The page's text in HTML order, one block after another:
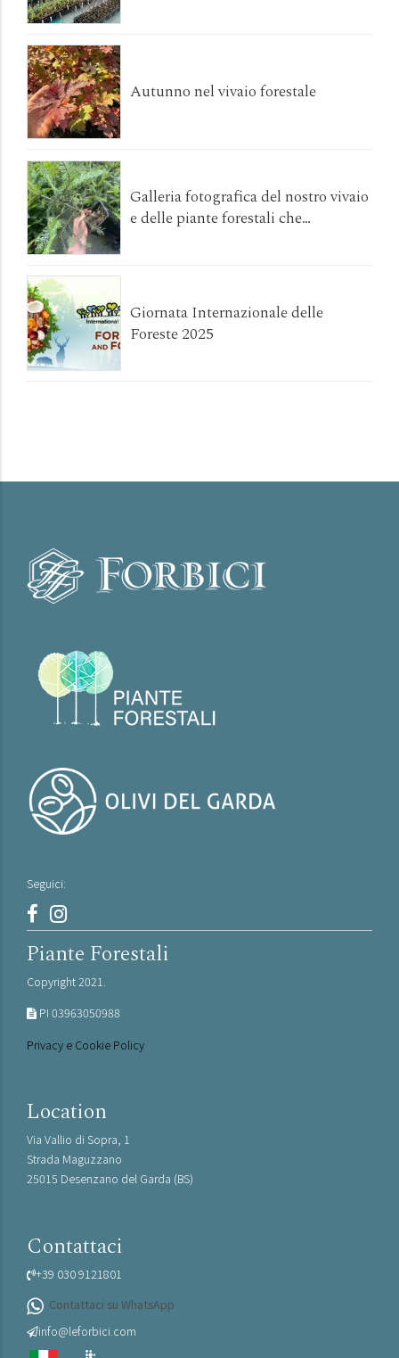
Autunno nel vivaio forestale
Galleria fotografica del nostro vivaio
e delle piante forestali che
Giornata Internazionale delle
Foreste 2025
Seguici:
Piante Forestali
Copyright 2021.
PI 03963050988
Privacy e Cookie Policy
Location
Via Vallio di Sopra, 1
Strada Maguzzano
25015 Desenzano del Garda (BS)
Contattaci
+39 030 9121801
Contattaci su WhatsApp
info@leforbici.com